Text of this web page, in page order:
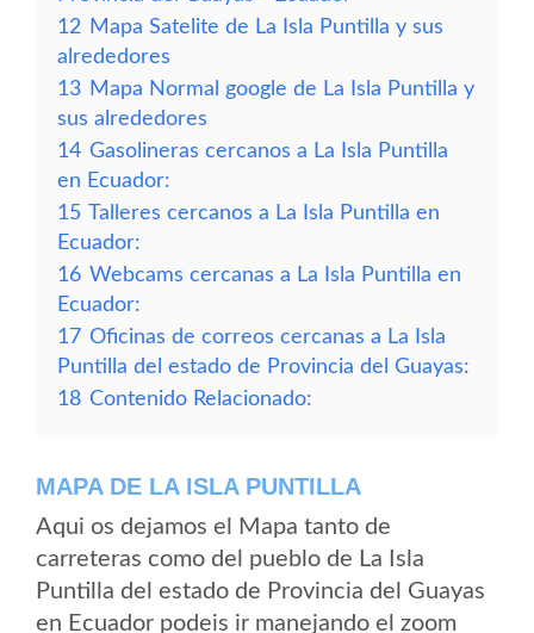
12 Mapa Satelite de La Isla Puntilla y sus
alrededores
13 Mapa Normal google de La Isla Puntilla y
sus alrededores
14 Gasolineras cercanos a La Isla Puntilla
en Ecuador:
15 Talleres cercanos a La Isla Puntilla en
Ecuador:
16 Webcams cercanas a La Isla Puntilla en
Ecuador:
17 Oficinas de correos cercanas a La Isla
Puntilla del estado de Provincia del Guayas:
18 Contenido Relacionado:
MAPA DE LA ISLA PUNTILLA
Aqui os dejamos el Mapa tanto de
carreteras como del pueblo de La Isla
Puntilla del estado de Provincia del Guayas
en Ecuador podeis ir manejando el zoom